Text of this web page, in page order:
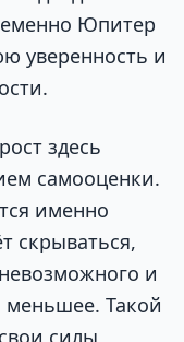
Юпитер
уверенность и
здесь
самооценки.
именно
скрываться,
и
меньшее. Такой
силы,